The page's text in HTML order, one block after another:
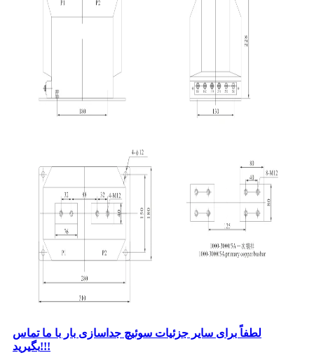
لطفاً برای سایر جزئیات سوئیچ جداسازی بار با ما تماس
بگیرید!!!